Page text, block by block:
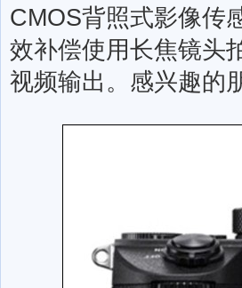
CMOS背照式影像传
效补偿使用长焦镜头
视频输出。感兴趣的